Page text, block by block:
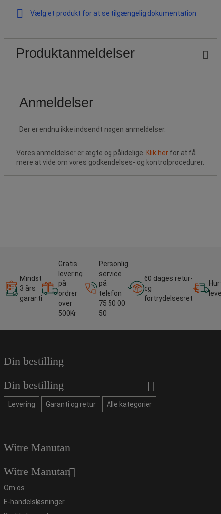
Vælg et produkt for at se tilgængelig dokumentation
Produktanmeldelser
Vores anmeldelser er ægte og pålidelige. Klik her for at få
mere at vide om vores godkendelses- og kontrolprocedurer.
Mindst
3 års
garanti
Gratis
levering
på
ordrer
over
500Kr
Personlig
service
på
telefon
75 50 00
50
60 dages retur-
og
fortrydelsesret
Din bestilling
Din bestilling
Levering Garanti og retur Alle kategorier
Witre Manutan
Witre Manutan
Om os
E-handelsløsninger